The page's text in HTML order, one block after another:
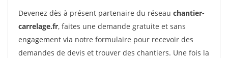
Devenez dès à présent partenaire du réseau chantier-
carrelage.fr, faites une demande gratuite et sans
engagement via notre formulaire pour recevoir des
demandes de devis et trouver des chantiers. Une fois la